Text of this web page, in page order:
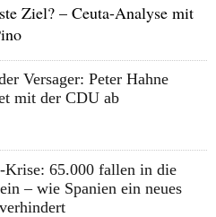
Ziel? – Ceuta-Analyse mit
Versager: Peter Hahne
mit der CDU ab
Krise: 65.000 fallen in die
– wie Spanien ein neues